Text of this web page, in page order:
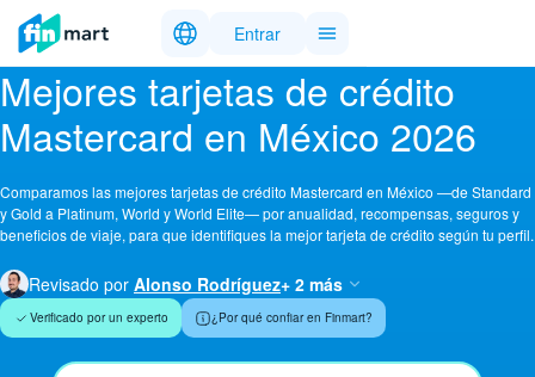
Entrar
Mejores tarjetas de crédito
Mastercard en México 2026
Comparamos las mejores tarjetas de crédito Mastercard en México —de Standard
y Gold a Platinum, World y World Elite— por anualidad, recompensas, seguros y
beneficios de viaje, para que identifiques la mejor tarjeta de crédito según tu perfil.
Revisado por Alonso Rodríguez+ 2 más
Verificado por un experto ¿Por qué confiar en Finmart?